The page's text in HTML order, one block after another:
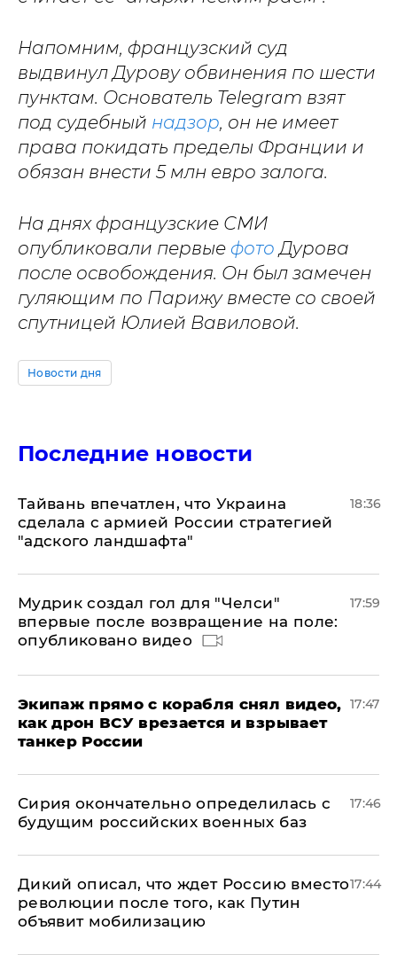
Напомним, французский суд
выдвинул Дурову обвинения по шести
пунктам. Основатель Telegram взят
под судебный надзор, он не имеет
права покидать пределы Франции и
обязан внести 5 млн евро залога.
На днях французские СМИ
опубликовали первые фото Дурова
после освобождения. Он был замечен
гуляющим по Парижу вместе со своей
спутницей Юлией Вавиловой.
Новости дня
Последние новости
Тайвань впечатлен, что Украина
сделала с армией России стратегией
"адского ландшафта"
18:36
Мудрик создал гол для "Челси"
впервые после возвращение на поле:
опубликовано видео
17:59
Экипаж прямо с корабля снял видео,
как дрон ВСУ врезается и взрывает
танкер России
17:47
Сирия окончательно определилась с
будущим российских военных баз
17:46
Дикий описал, что ждет Россию вместо
революции после того, как Путин
объявит мобилизацию
17:44